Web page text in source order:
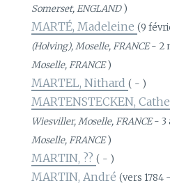
Somerset, ENGLAND)
MARTÉ, Madeleine(9
(Holving), Moselle, FRANCE- 2
Moselle, FRANCE)
MARTEL, Nithard( - )
MARTENSTECKEN,
Wiesviller, Moselle, FRANCE- 3
Moselle, FRANCE)
MARTIN, ??( - )
MARTIN, André(vers 1784